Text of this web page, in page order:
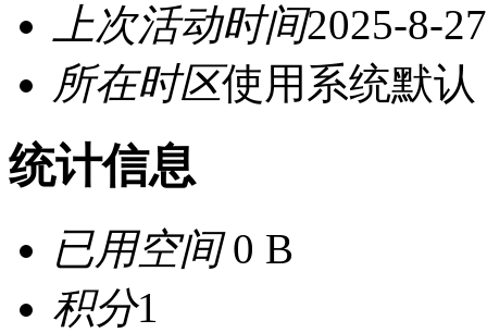
上次活动时间2025-8-
所在时区使用系统默认
统计信息
已用空间0 B
积分1